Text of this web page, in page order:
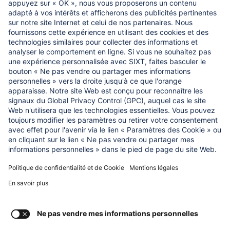
À propos de nous
CE QUI NOUS IMPORTONS
Fondation d'aide aux enfants Regine Sixt
NOS PRODUITS
SIXT Rent
SIXT Share
SIXT Ride